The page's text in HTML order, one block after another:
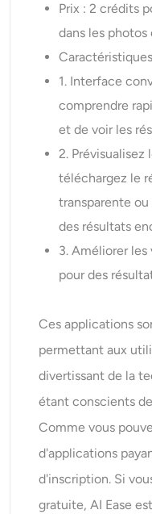
Prix : 2 crédits
dans les photos
1. Interface
comprendre
et de voir les
2. Prévisualisez
téléchargez le
transparente
des résultats
3. Améliorer
pour des
Ces applications
permettant aux
divertissant de la
étant conscients
Comme vous
d'applications
d'inscription. Si
gratuite, AI Ease